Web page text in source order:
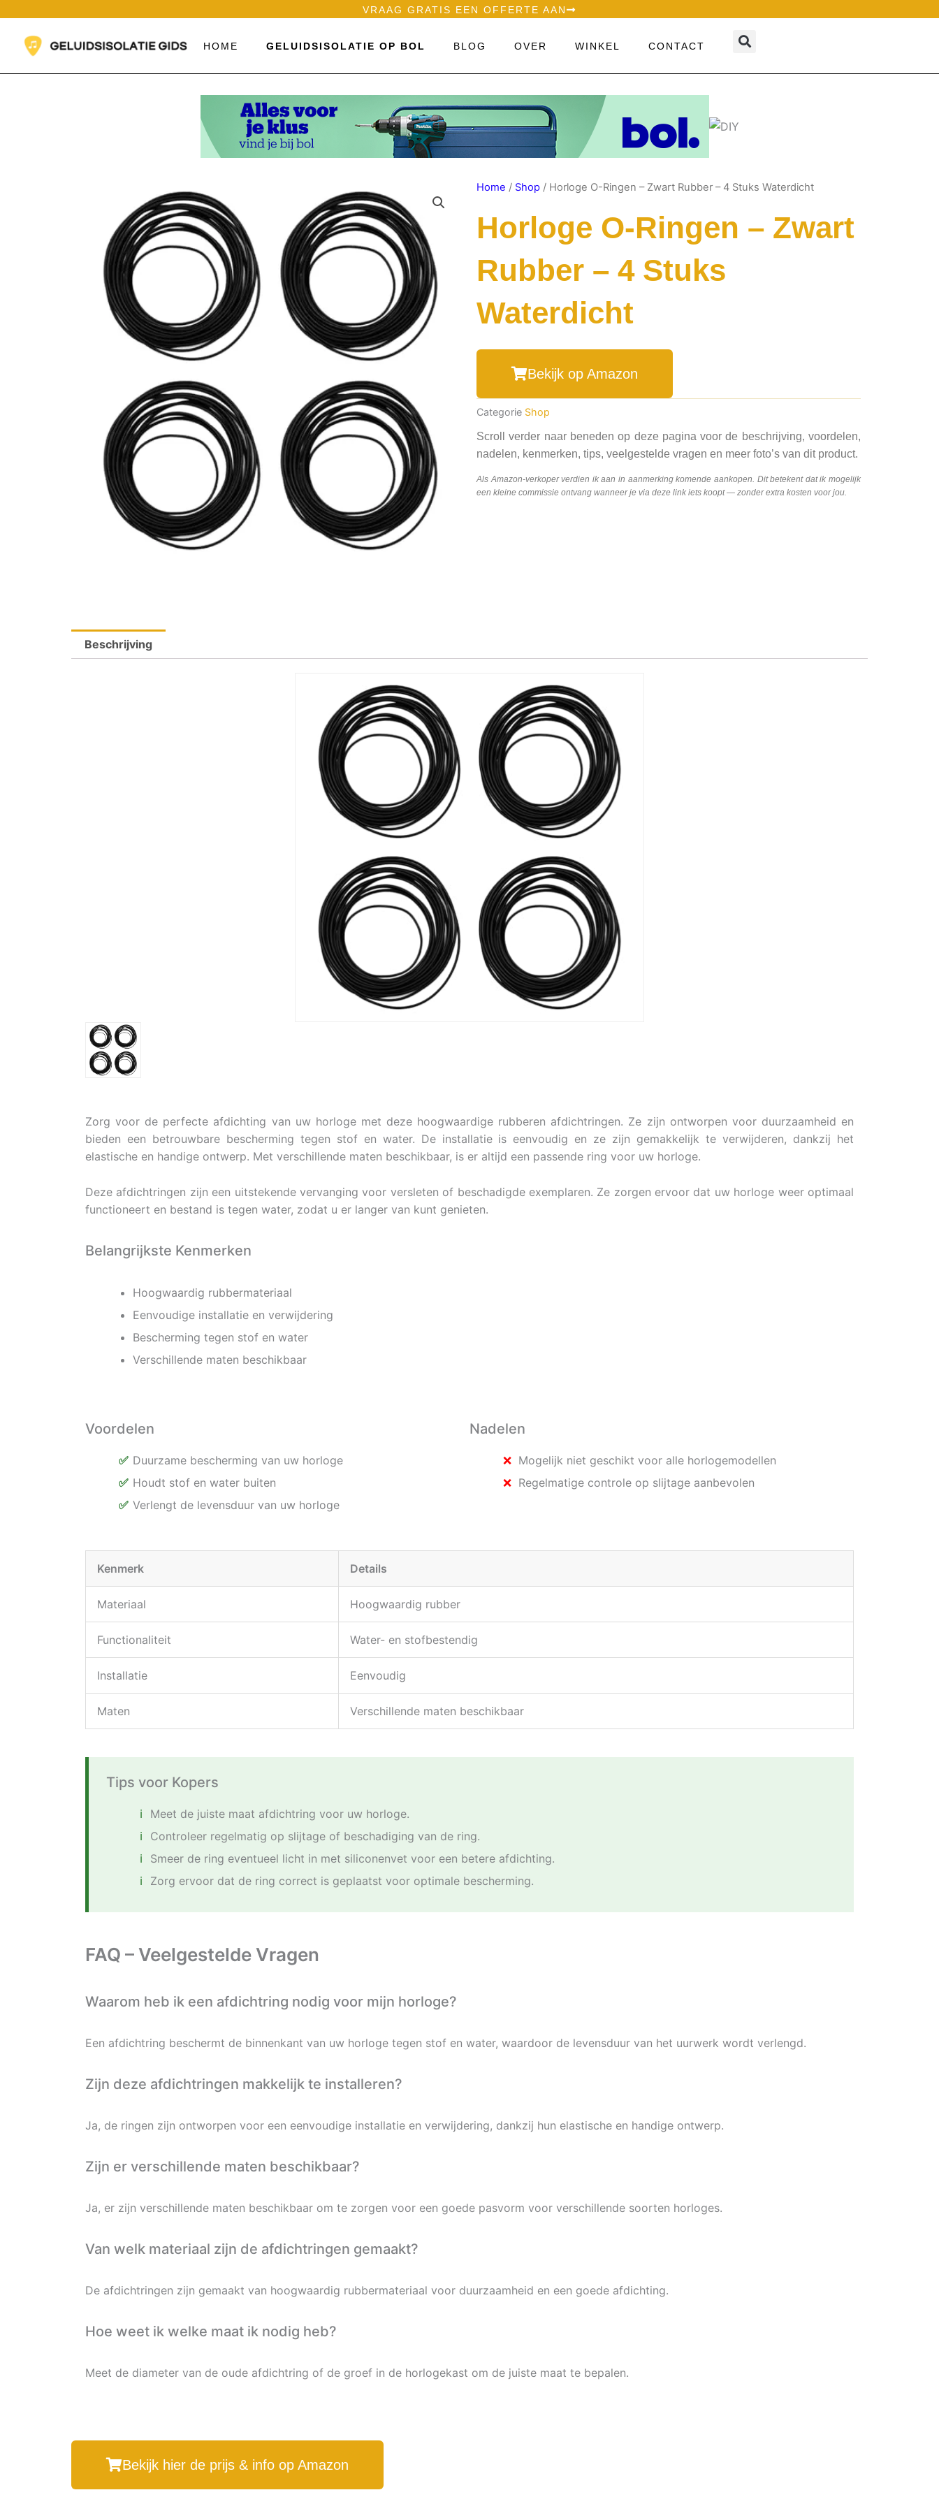
VRAAG GRATIS EEN OFFERTE AAN
HOME GELUIDSISOLATIE OP BOL BLOG OVER WINKEL CONTACT
Home / Shop / Horloge O-Ringen – Zwart Rubber – 4 Stuks Waterdicht
Horloge O-Ringen – Zwart
Rubber – 4 Stuks
Waterdicht
Bekijk op Amazon
Categorie Shop
Scroll verder naar beneden op deze pagina voor de beschrijving, voordelen,
nadelen, kenmerken, tips, veelgestelde vragen en meer foto’s van dit product.
Als Amazon-verkoper verdien ik aan in aanmerking komende aankopen. Dit betekent dat ik mogelijk
een kleine commissie ontvang wanneer je via deze link iets koopt — zonder extra kosten voor jou.
Beschrijving
Zorg voor de perfecte afdichting van uw horloge met deze hoogwaardige rubberen afdichtringen. Ze zijn ontworpen voor duurzaamheid en
bieden een betrouwbare bescherming tegen stof en water. De installatie is eenvoudig en ze zijn gemakkelijk te verwijderen, dankzij het
elastische en handige ontwerp. Met verschillende maten beschikbaar, is er altijd een passende ring voor uw horloge.
Deze afdichtringen zijn een uitstekende vervanging voor versleten of beschadigde exemplaren. Ze zorgen ervoor dat uw horloge weer optimaal
functioneert en bestand is tegen water, zodat u er langer van kunt genieten.
Belangrijkste Kenmerken
Hoogwaardig rubbermateriaal
Eenvoudige installatie en verwijdering
Bescherming tegen stof en water
Verschillende maten beschikbaar
Voordelen
Duurzame bescherming van uw horloge
Houdt stof en water buiten
Verlengt de levensduur van uw horloge
Nadelen
Mogelijk niet geschikt voor alle horlogemodellen
Regelmatige controle op slijtage aanbevolen
Kenmerk Details
Materiaal Hoogwaardig rubber
Functionaliteit Water- en stofbestendig
Installatie Eenvoudig
Maten Verschillende maten beschikbaar
Tips voor Kopers
Meet de juiste maat afdichtring voor uw horloge.
Controleer regelmatig op slijtage of beschadiging van de ring.
Smeer de ring eventueel licht in met siliconenvet voor een betere afdichting.
Zorg ervoor dat de ring correct is geplaatst voor optimale bescherming.
FAQ – Veelgestelde Vragen
Waarom heb ik een afdichtring nodig voor mijn horloge?
Een afdichtring beschermt de binnenkant van uw horloge tegen stof en water, waardoor de levensduur van het uurwerk wordt verlengd.
Zijn deze afdichtringen makkelijk te installeren?
Ja, de ringen zijn ontworpen voor een eenvoudige installatie en verwijdering, dankzij hun elastische en handige ontwerp.
Zijn er verschillende maten beschikbaar?
Ja, er zijn verschillende maten beschikbaar om te zorgen voor een goede pasvorm voor verschillende soorten horloges.
Van welk materiaal zijn de afdichtringen gemaakt?
De afdichtringen zijn gemaakt van hoogwaardig rubbermateriaal voor duurzaamheid en een goede afdichting.
Hoe weet ik welke maat ik nodig heb?
Meet de diameter van de oude afdichtring of de groef in de horlogekast om de juiste maat te bepalen.
Bekijk hier de prijs & info op Amazon